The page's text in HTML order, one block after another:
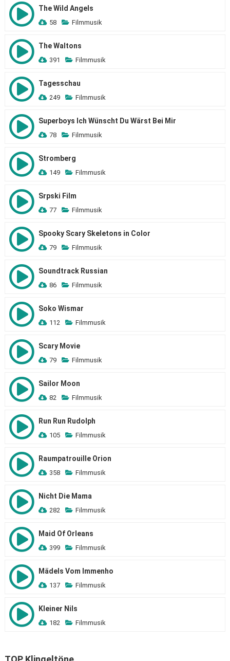
The Wild Angels
58 Filmmusik
The Waltons
391 Filmmusik
Tagesschau
249 Filmmusik
Superboys Ich Wünscht Du Wärst Bei Mir
78 Filmmusik
Stromberg
149 Filmmusik
Srpski Film
77 Filmmusik
Spooky Scary Skeletons in Color
79 Filmmusik
Soundtrack Russian
86 Filmmusik
Soko Wismar
112 Filmmusik
Scary Movie
79 Filmmusik
Sailor Moon
82 Filmmusik
Run Run Rudolph
105 Filmmusik
Raumpatrouille Orion
358 Filmmusik
Nicht Die Mama
282 Filmmusik
Maid Of Orleans
399 Filmmusik
Mädels Vom Immenho
137 Filmmusik
Kleiner Nils
182 Filmmusik